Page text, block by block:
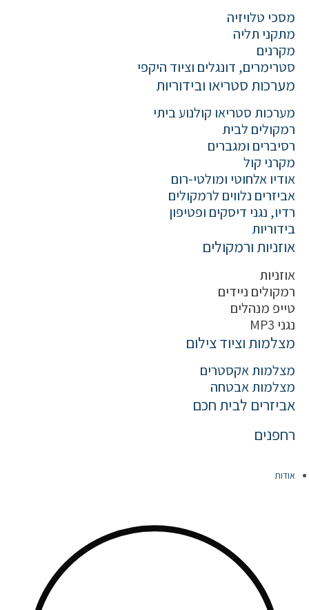
מסכי טלויזיה
מתקני תליה
מקרנים
סטרימרים, דונגלים וציוד היקפי
מערכות סטריאו ובידוריות
מערכות סטריאו קולנוע ביתי
רמקולים לבית
רסיברים ומגברים
מקרני קול
אודיו אלחוטי ומולטי-רום
אביזרים נלווים לרמקולים
רדיו, נגני דיסקים ופטיפון
בידוריות
אוזניות ורמקולים
אוזניות
רמקולים ניידים
טייפ מנהלים
נגני MP3
מצלמות וציוד צילום
מצלמות אקסטרים
מצלמות אבטחה
אביזרים לבית חכם
רחפנים
אודות